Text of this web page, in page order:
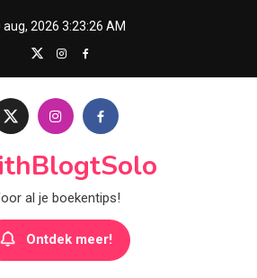
aug, 2026 3:23:27 AM
al je boekentips!
Ontdek meer!